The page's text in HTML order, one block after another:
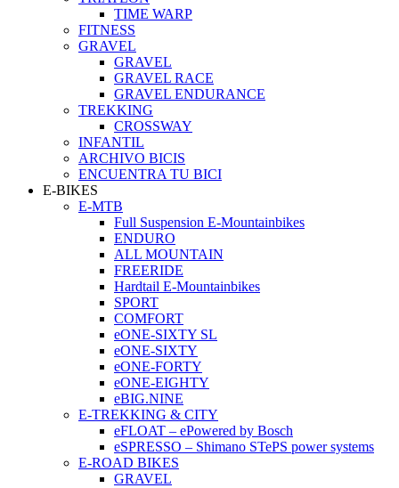
TIME WARP
FITNESS
GRAVEL
GRAVEL
GRAVEL RACE
GRAVEL ENDURANCE
TREKKING
CROSSWAY
INFANTIL
ARCHIVO BICIS
ENCUENTRA TU BICI
E-BIKES
E-MTB
Full Suspension E-Mountainbikes
ENDURO
ALL MOUNTAIN
FREERIDE
Hardtail E-Mountainbikes
SPORT
COMFORT
eONE-SIXTY SL
eONE-SIXTY
eONE-FORTY
eONE-EIGHTY
eBIG.NINE
E-TREKKING & CITY
eFLOAT – ePowered by Bosch
eSPRESSO – Shimano STePS power systems
E-ROAD BIKES
GRAVEL